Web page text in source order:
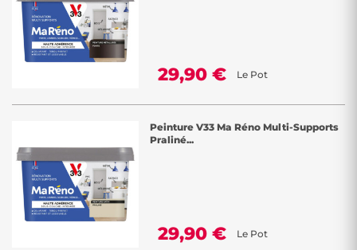
29,90 € Le Pot
Peinture V33 Ma Réno Multi-Supports
Praliné...
29,90 € Le Pot